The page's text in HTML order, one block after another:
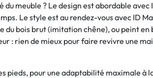
du meuble ? Le design est abordable
Le style est au rendez-vous avec ID
du bois brut (imitation chêne), ou peint
: rien de mieux pour faire revivre une
pieds, pour une adaptabilité maximale